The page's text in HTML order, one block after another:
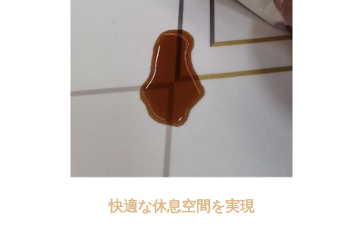
快適な休息空間を実現